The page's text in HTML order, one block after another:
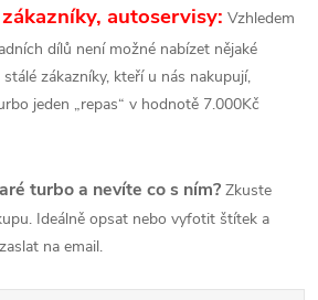
autoservisy: Vzhledem
dílů není možné nabízet nějaké
zákazníky, kteří u nás nakupují,
jeden „repas“ v hodnotě 7.000Kč
turbo a nevíte co s ním? Zkuste
Ideálně opsat nebo vyfotit štítek a
na email.